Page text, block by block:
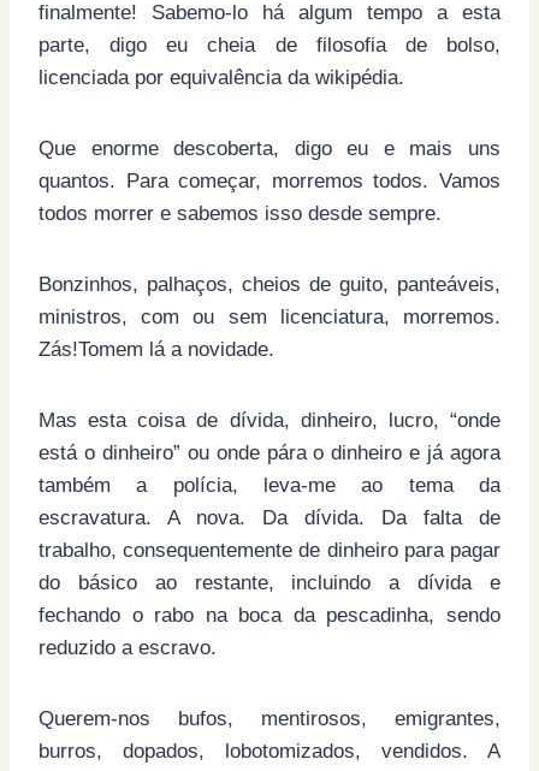
finalmente! Sabemo-lo há algum tempo a esta
parte, digo eu cheia de filosofia de bolso,
licenciada por equivalência da wikipédia.
Que enorme descoberta, digo eu e mais uns
quantos. Para começar, morremos todos. Vamos
todos morrer e sabemos isso desde sempre.
Bonzinhos, palhaços, cheios de guito, panteáveis,
ministros, com ou sem licenciatura, morremos.
Zás!Tomem lá a novidade.
Mas esta coisa de dívida, dinheiro, lucro, “onde
está o dinheiro” ou onde pára o dinheiro e já agora
também a polícia, leva-me ao tema da
escravatura. A nova. Da dívida. Da falta de
trabalho, consequentemente de dinheiro para pagar
do básico ao restante, incluindo a dívida e
fechando o rabo na boca da pescadinha, sendo
reduzido a escravo.
Querem-nos bufos, mentirosos, emigrantes,
burros, dopados, lobotomizados, vendidos. A